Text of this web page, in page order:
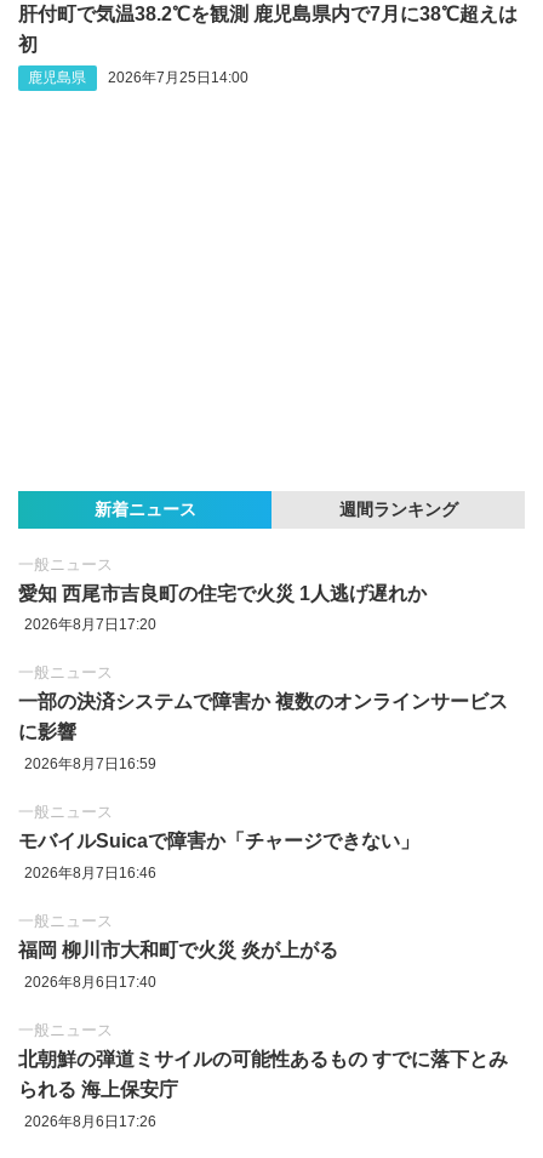
肝付町で気温38.2℃を観測 鹿児島県内で7月に38℃超えは
初
鹿児島県 2026年7月25日14:00
新着ニュース 週間ランキング
一般ニュース
愛知 西尾市吉良町の住宅で火災 1人逃げ遅れか
2026年8月7日17:20
一般ニュース
一部の決済システムで障害か 複数のオンラインサービス
に影響
2026年8月7日16:59
一般ニュース
モバイルSuicaで障害か「チャージできない」
2026年8月7日16:46
一般ニュース
福岡 柳川市大和町で火災 炎が上がる
2026年8月6日17:40
一般ニュース
北朝鮮の弾道ミサイルの可能性あるもの すでに落下とみ
られる 海上保安庁
2026年8月6日17:26